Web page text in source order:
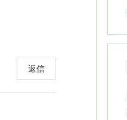
返信